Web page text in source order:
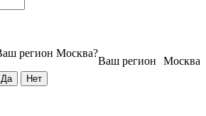
Москва
Ваш регион
регион Москва?